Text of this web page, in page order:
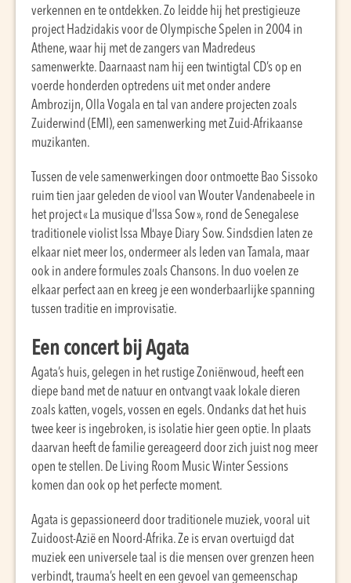
verkennen en te ontdekken. Zo leidde hij het prestigieuze
project Hadzidakis voor de Olympische Spelen in 2004 in
Athene, waar hij met de zangers van Madredeus
samenwerkte. Daarnaast nam hij een twintigtal CD’s op en
voerde honderden optredens uit met onder andere
Ambrozijn, Olla Vogala en tal van andere projecten zoals
Zuiderwind (EMI), een samenwerking met Zuid-Afrikaanse
muzikanten.
Tussen de vele samenwerkingen door ontmoette Bao Sissoko
ruim tien jaar geleden de viool van Wouter Vandenabeele in
het project « La musique d’Issa Sow », rond de Senegalese
traditionele violist Issa Mbaye Diary Sow. Sindsdien laten ze
elkaar niet meer los, ondermeer als leden van Tamala, maar
ook in andere formules zoals Chansons. In duo voelen ze
elkaar perfect aan en kreeg je een wonderbaarlijke spanning
tussen traditie en improvisatie.
Een concert bij Agata
Agata’s huis, gelegen in het rustige Zoniënwoud, heeft een
diepe band met de natuur en ontvangt vaak lokale dieren
zoals katten, vogels, vossen en egels. Ondanks dat het huis
twee keer is ingebroken, is isolatie hier geen optie. In plaats
daarvan heeft de familie gereageerd door zich juist nog meer
open te stellen. De Living Room Music Winter Sessions
komen dan ook op het perfecte moment.
Agata is gepassioneerd door traditionele muziek, vooral uit
Zuidoost-Azië en Noord-Afrika. Ze is ervan overtuigd dat
muziek een universele taal is die mensen over grenzen heen
verbindt, trauma’s heelt en een gevoel van gemeenschap